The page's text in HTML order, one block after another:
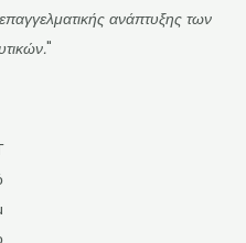
ανάπτυξης των
"